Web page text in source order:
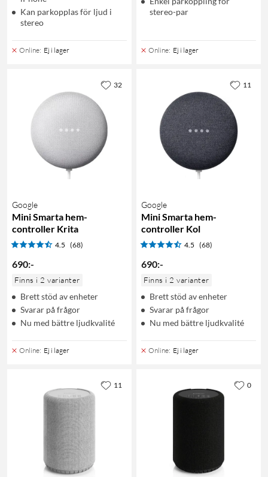
Kan parkopplas för ljud i
stereo
Online: Ej i lager
stereo-par
Online: Ej i lager
Google
Mini Smarta hem-
controller Krita
4.5 (68)
690:-
Finns i 2 varianter
Brett stöd av enheter
Svarar på frågor
Nu med bättre ljudkvalité
Online: Ej i lager
32
Google
Mini Smarta hem-
controller Kol
4.5 (68)
690:-
Finns i 2 varianter
Brett stöd av enheter
Svarar på frågor
Nu med bättre ljudkvalité
Online: Ej i lager
11
11 0